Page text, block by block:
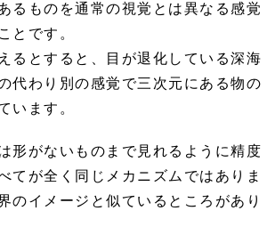
るものを通常の視覚とは異なる感覚
とです。
るとすると、目が退化している深海
代わり別の感覚で三次元にある物の
います。
形がないものまで見れるように精度
てが全く同じメカニズムではありま
のイメージと似ているところがあり